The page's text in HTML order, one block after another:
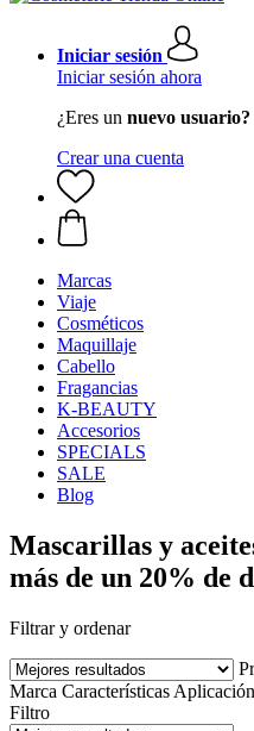
Iniciar sesión
Iniciar sesión ahora
¿Eres un nuevo usuario?
Crear una cuenta
Marcas
Viaje
Cosméticos
Maquillaje
Cabello
Fragancias
K-BEAUTY
Accesorios
SPECIALS
SALE
Blog
Mascarillas y
más de un 20% de
Filtrar y ordenar
Marca Características Aplicación
Filtro